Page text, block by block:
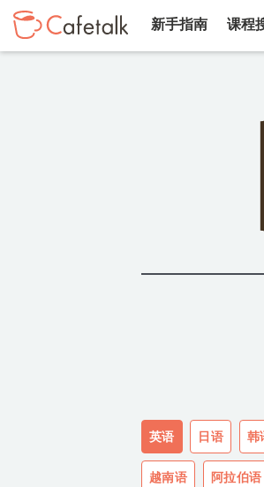
新手指南 课程
英语 日语 韩
越南语 阿拉伯语